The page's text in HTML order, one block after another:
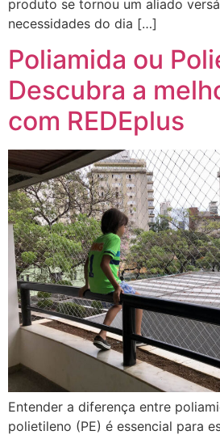
produto se tornou um aliado
necessidades do dia […]
Poliamida ou
Descubra a
com REDEplus
Entender a diferença entre
polietileno (PE) é essencial para